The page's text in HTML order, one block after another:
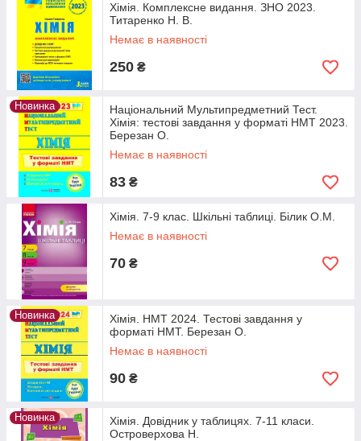
Хімія. Комплексне видання. ЗНО 2023.
Титаренко Н. В.
Немає в наявності
250 ₴
Новинка
Національний Мультипредметний Тест.
Хімія: тестові завдання у форматі НМТ 2023.
Березан О.
Немає в наявності
83 ₴
Хімія. 7-9 клас. Шкільні таблиці. Білик О.М.
Немає в наявності
70 ₴
Новинка
Хімія. НМТ 2024. Тестові завдання у
форматі НМТ. Березан О.
Немає в наявності
90 ₴
Новинка
Хімія. Довідник у таблицях. 7-11 класи.
Островерхова Н.